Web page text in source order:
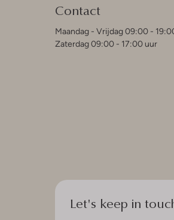
Contact
Maandag - Vrijdag 09:00 -
Zaterdag 09:00 - 17:00 uur
Let's keep in